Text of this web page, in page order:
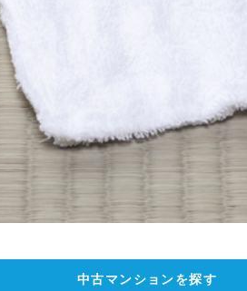
中古マンションを探す